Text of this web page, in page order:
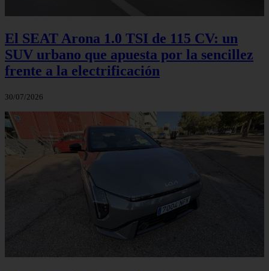
El SEAT Arona 1.0 TSI de 115 CV: un
SUV urbano que apuesta por la sencillez
frente a la electrificación
30/07/2026